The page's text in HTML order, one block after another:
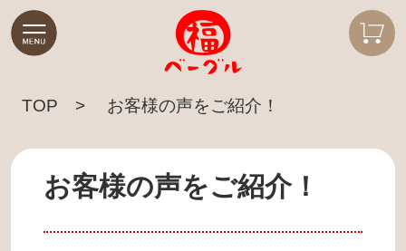
TOP お客様の声をご紹介！
お客様の声をご紹介！